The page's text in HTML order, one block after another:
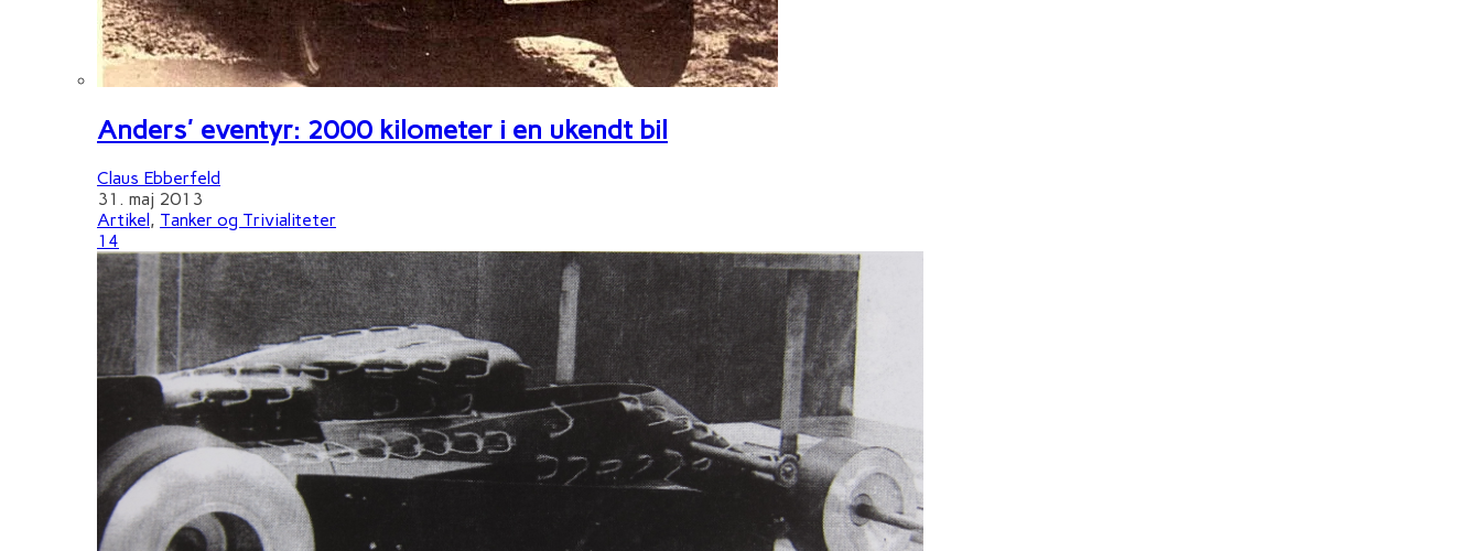
Anders' eventyr: 2000 kilometer i en ukendt bil
Claus Ebberfeld
31. maj 2013
Artikel , Tanker og Trivialiteter
14